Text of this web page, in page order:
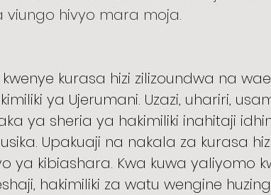
viungo hivyo mara moja.
kurasa hizi zilizoundwa na
ya Ujerumani. Uzazi, uhariri,
ya sheria ya hakimiliki inahitaji
Upakuaji na nakala za kurasa
ya kibiashara. Kwa kuwa yaliyomo
hakimiliki za watu wengine